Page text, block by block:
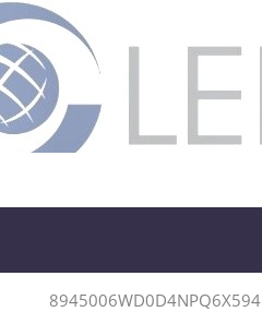
8945006WD0D4NPQ6X594